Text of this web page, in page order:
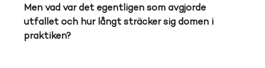
Men vad var det egentligen som avgjorde
utfallet och hur långt sträcker sig domen i
praktiken?